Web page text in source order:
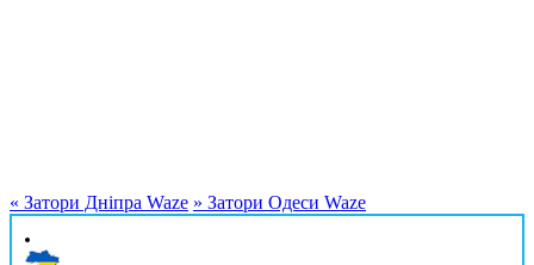
« Затори Дніпра Waze » Затори Одеси Waze